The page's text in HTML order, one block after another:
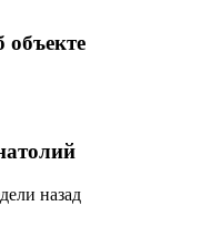
объекте
назад